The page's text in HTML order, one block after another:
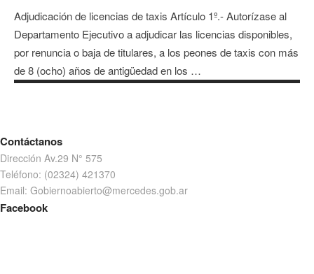
Adjudicación de licencias de taxis Artículo 1º.- Autorízase al
Departamento Ejecutivo a adjudicar las licencias disponibles,
por renuncia o baja de titulares, a los peones de taxis con más
de 8 (ocho) años de antigüedad en los …
Contáctanos
Dirección Av.29 N° 575
Teléfono: (02324) 421370
Email: Gobiernoabierto@mercedes.gob.ar
Facebook